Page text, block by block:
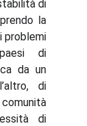
di
la
problemi
di
da un
di
di